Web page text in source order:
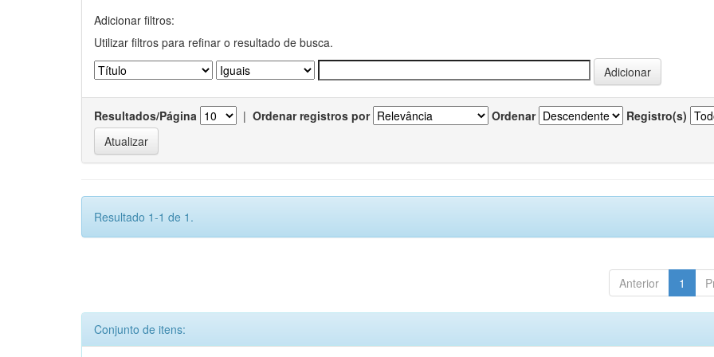
Adicionar filtros:
Utilizar filtros para refinar o resultado de busca.
Resultados/Página | Ordenar registros por Ordenar Registro(s)
Resultado 1-1 de 1.
Anterior 1
Conjunto de itens: